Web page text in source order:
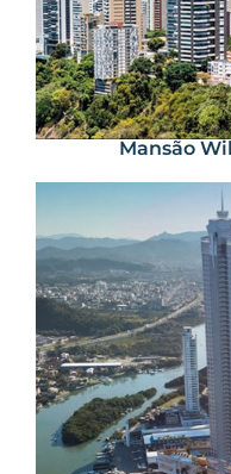
Mansão